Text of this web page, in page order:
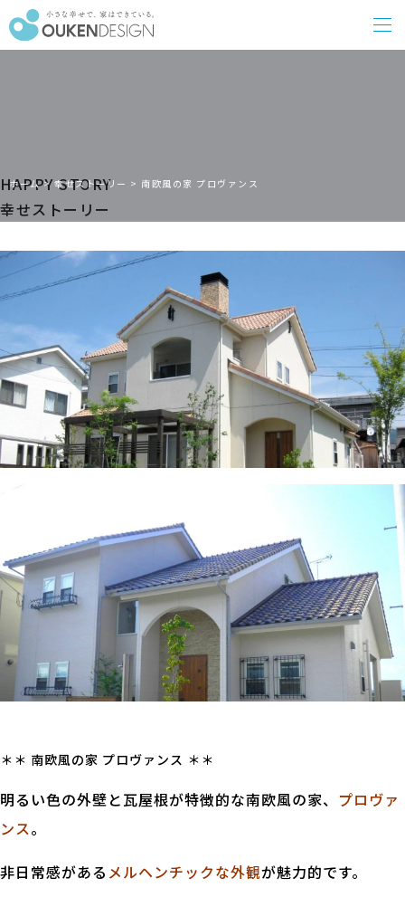
ホーム>幸せストーリー > 南欧風の家 プロヴァンス
HAPPY STORY
幸せストーリー
＊＊ 南欧風の家 プロヴァンス ＊＊
明るい色の外壁と瓦屋根が特徴的な南欧風の家、 プロヴァ
ンス。
非日常感がある メルヘンチックな外観が魅力的です。